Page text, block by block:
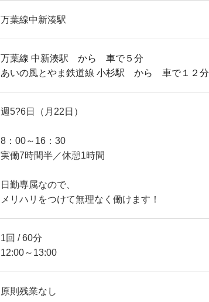
万葉線中新湊駅
万葉線 中新湊駅 から 車で５分
あいの風とやま鉄道線 小杉駅 から 車で１２分
週5?6日（月22日）
8：00～16：30
実働7時間半／休憩1時間
日勤専属なので、
メリハリをつけて無理なく働けます！
1回 / 60分
12:00～13:00
原則残業なし